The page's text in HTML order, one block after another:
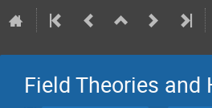
Field Theories